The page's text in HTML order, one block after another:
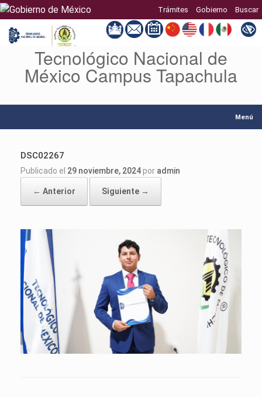
Trámites Gobierno Buscar
contenido
Tecnológico Nacional de
México Campus Tapachula
Menú
DSC02267
Publicado el 29 noviembre, 2024por admin
← Anterior Siguiente →